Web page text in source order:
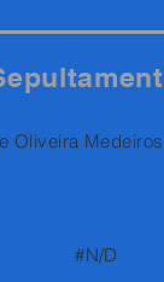
Oliveira
#N/D